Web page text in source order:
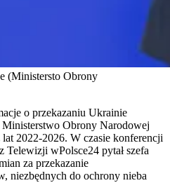
(Ministersto Obrony
o przekazaniu Ukrainie
Obrony Narodowej
2022-2026. W czasie konferencji
wPolsce24 pytał szefa
za przekazanie
niezbędnych do ochrony nieba